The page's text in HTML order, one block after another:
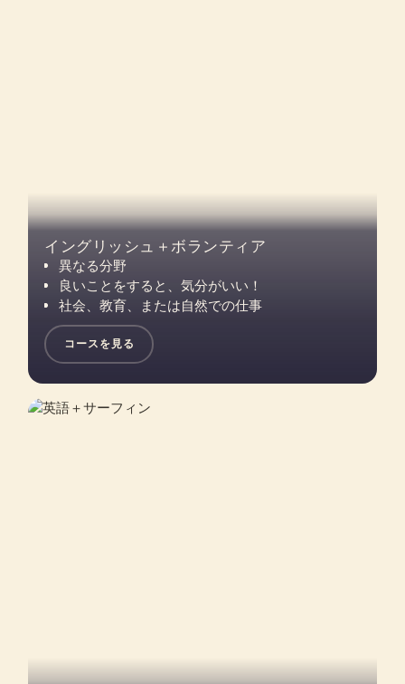
イングリッシュ＋ボランティア
異なる分野
良いことをすると、気分がいい！
社会、教育、または自然での仕事
コースを見る